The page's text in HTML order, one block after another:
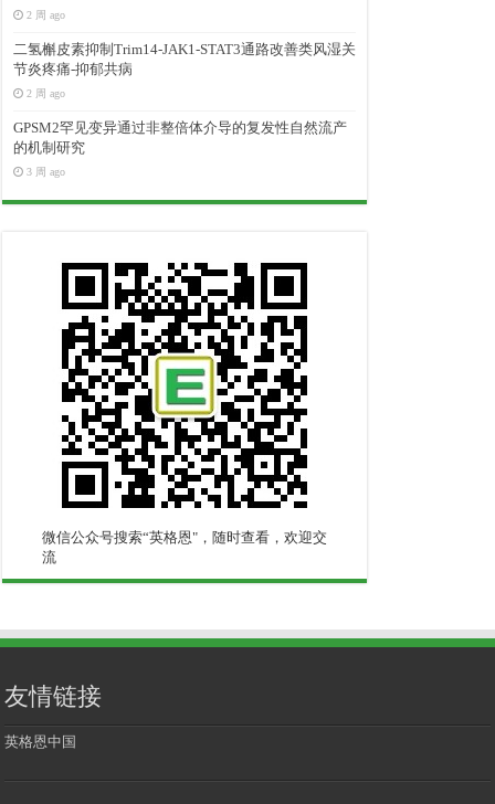
2 周 ago
二氢槲皮素抑制Trim14-JAK1-STAT3通路改善类风湿关
节炎疼痛-抑郁共病
2 周 ago
GPSM2罕见变异通过非整倍体介导的复发性自然流产
的机制研究
3 周 ago
微信公众号搜索“英格恩"，随时查看，欢迎交
流
友情链接
英格恩中国